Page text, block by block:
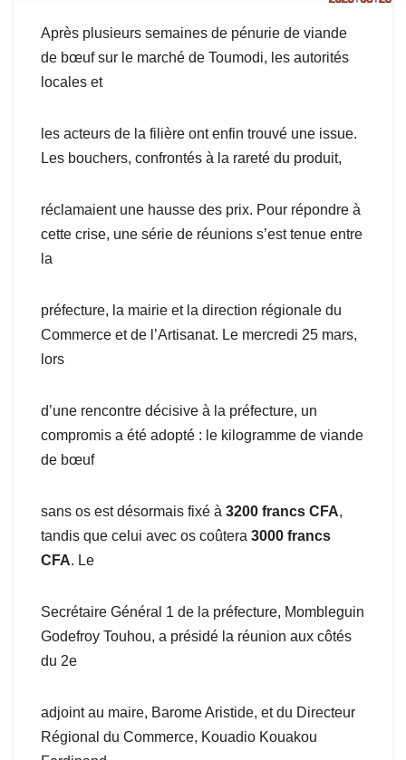
Après plusieurs semaines de pénurie de viande
de bœuf sur le marché de Toumodi, les autorités
locales et
les acteurs de la filière ont enfin trouvé une issue.
Les bouchers, confrontés à la rareté du produit,
réclamaient une hausse des prix. Pour répondre à
cette crise, une série de réunions s’est tenue entre
la
préfecture, la mairie et la direction régionale du
Commerce et de l’Artisanat. Le mercredi 25 mars,
lors
d’une rencontre décisive à la préfecture, un
compromis a été adopté : le kilogramme de viande
de bœuf
sans os est désormais fixé à 3200 francs CFA,
tandis que celui avec os coûtera 3000 francs
CFA. Le
Secrétaire Général 1 de la préfecture, Mombleguin
Godefroy Touhou, a présidé la réunion aux côtés
du 2e
adjoint au maire, Barome Aristide, et du Directeur
Régional du Commerce, Kouadio Kouakou